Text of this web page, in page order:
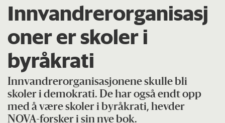
Innvandrerorganisasj
oner er skoler i
byråkrati
Innvandrerorganisasjonene skulle bli
skoler i demokrati. De har også endt opp
med å være skoler i byråkrati, hevder
NOVA-forsker i sin nye bok.